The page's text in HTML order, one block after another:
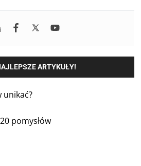
ARTYKUŁY!
unikać?
pomysłów